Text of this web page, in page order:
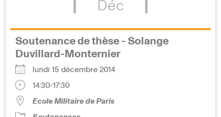
Déc
Soutenance de thèse - Solange
Duvillard-Monternier
lundi 15 décembre 2014
14:30-17:30
Ecole Militaire de Paris